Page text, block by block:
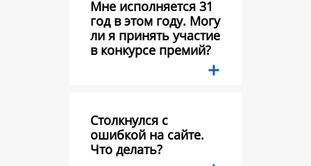
Мне исполняется 31
год в этом году. Могу
ли я принять участие
в конкурсе премий?
Столкнулся с
ошибкой на сайте.
Что делать?